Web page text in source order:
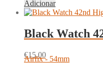
Adicionar
Black Watch
€15.00
Airfix - 54mm